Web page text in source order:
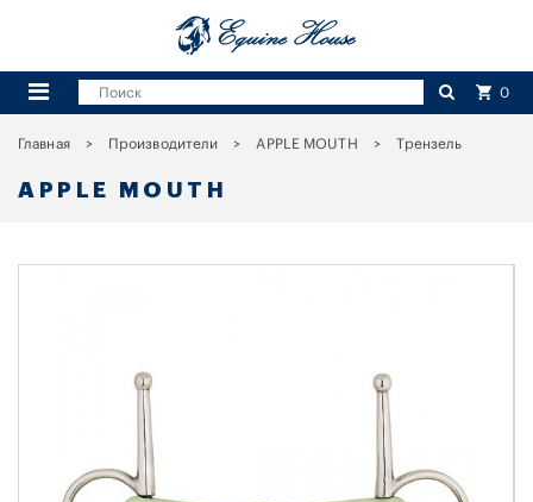
0
Главная Производители APPLE MOUTH Трензель
APPLE MOUTH